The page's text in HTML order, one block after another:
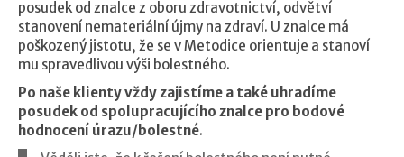
posudek od znalce z oboru zdravotnictví, odvětví
stanovení nemateriální újmy na zdraví. U znalce má
poškozený jistotu, že se v Metodice orientuje a stanoví
mu spravedlivou výši bolestného.
Po naše klienty vždy zajistíme a také uhradíme
posudek od spolupracujícího znalce pro bodové
hodnocení úrazu/bolestné.